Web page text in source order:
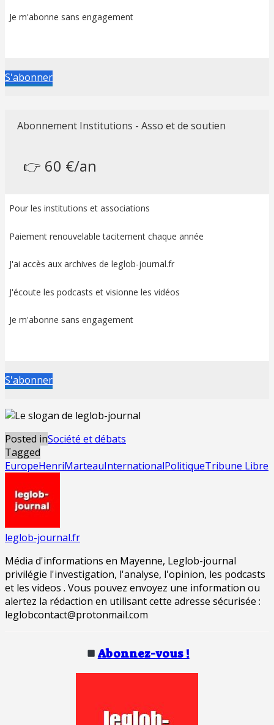
Je m'abonne sans engagement
S'abonner
Abonnement Institutions - Asso et de soutien
👉 60 €/an
Pour les institutions et associations
Paiement renouvelable tacitement chaque année
J'ai accès aux archives de leglob-journal.fr
J'écoute les podcasts et visionne les vidéos
Je m'abonne sans engagement
S'abonner
Posted inSociété et débats
Tagged
EuropeHenriMarteauInternationalPolitiqueTribune Libre
leglob-journal.fr
Média d'informations en Mayenne, Leglob-journal
privilégie l'investigation, l'analyse, l'opinion, les podcasts
et les videos . Vous pouvez envoyez une information ou
alertez la rédaction en utilisant cette adresse sécurisée :
leglobcontact@protonmail.com
Abonnez-vous !